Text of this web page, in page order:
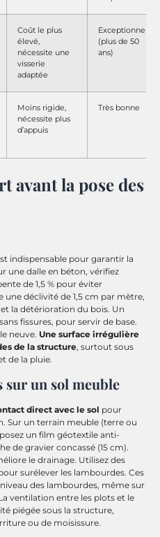
Coût le plus
élevé,
nécessite une
visserie
adaptée
Exceptionnelle
(plus de 50
ans)
Moins rigide,
nécessite plus
d’appuis
Très bonne
avant la pose des
indispensable pour garantir la
une dalle en béton, vérifiez
de 1,5 % pour éviter
une déclivité de 1,5 cm par mètre,
la détérioration du bois. Un
fissures, pour servir de base.
neuve. Une surface irrégulière
de la structure, surtout sous
de la pluie.
sur un sol meuble
direct avec le sol pour
Sur un terrain meuble (terre ou
un film géotextile anti-
de gravier concassé (15 cm).
le drainage. Utilisez des
surélever les lambourdes. Ces
des lambourdes, même sur
ventilation entre les plots et le
piégée sous la structure,
ou de moisissure.